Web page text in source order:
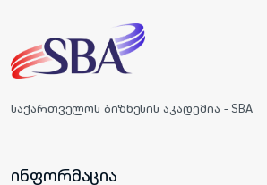
საქართველოს ბიზნესის აკადემია - SBA
ინფორმაცია